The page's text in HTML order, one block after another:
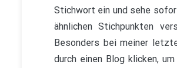
Stichwort ein und sehe
ähnlichen Stichpunkten
Besonders bei meiner
durch einen Blog klicken,